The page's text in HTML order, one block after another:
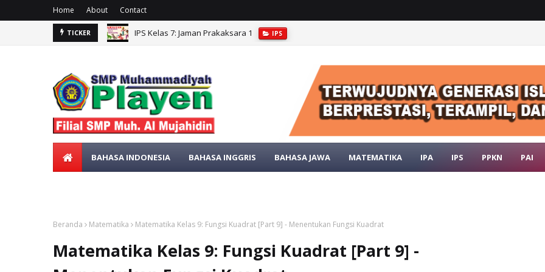
Home About Contact
TICKER
IPS Kelas 7: Jaman Prakaksara 1 IPS
IPS kelas 7: CUACA, IKLIM, KONDISI GEOLOGIS INDONESIA
BAHASA INDONESIA BAHASA INGGRIS BAHASA JAWA MATEMATIKA IPA IPS PPKN PAI
Beranda Matematika Matematika Kelas 9: Fungsi Kuadrat [Part 9] - Menentukan Fungsi Kuadrat
Matematika Kelas 9: Fungsi Kuadrat [Part 9] -